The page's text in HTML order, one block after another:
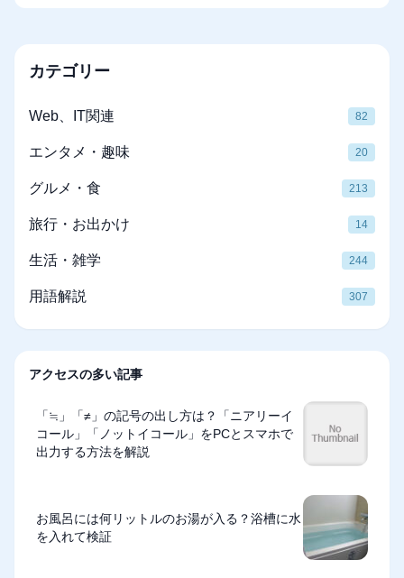
カテゴリー
Web、IT関連 82
エンタメ・趣味 20
グルメ・食 213
旅行・お出かけ 14
生活・雑学 244
用語解説 307
アクセスの多い記事
「≒」「≠」の記号の出し方は？「ニアリーイ
コール」「ノットイコール」をPCとスマホで
出力する方法を解説
お風呂には何リットルのお湯が入る？浴槽に水
を入れて検証